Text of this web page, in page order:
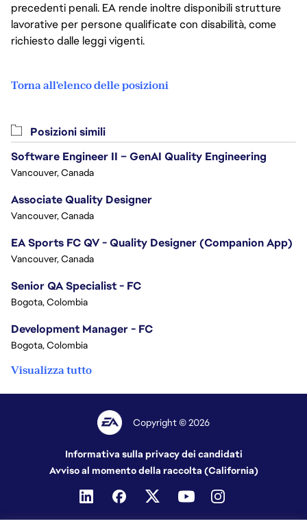
precedenti penali. EA rende inoltre disponibili strutture
lavorative per persone qualificate con disabilità, come
richiesto dalle leggi vigenti.
Torna all'elenco delle posizioni
Posizioni simili
Software Engineer II – GenAI Quality Engineering
Vancouver, Canada
Associate Quality Designer
Vancouver, Canada
EA Sports FC QV - Quality Designer (Companion App)
Vancouver, Canada
Senior QA Specialist - FC
Bogota, Colombia
Development Manager - FC
Bogota, Colombia
Visualizza tutto
Copyright © 2026
Informativa sulla privacy dei candidati
Avviso al momento della raccolta (California)